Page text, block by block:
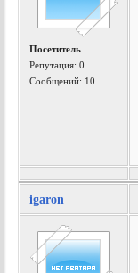
Посетитель
Репутация:0
Сообщений: 10
igaron